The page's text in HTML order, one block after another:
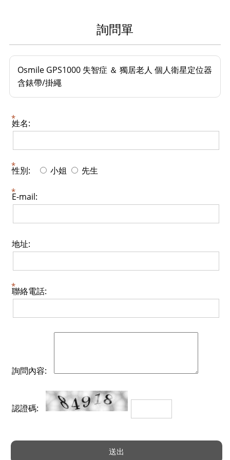
詢問單
Osmile GPS1000 失智症 ＆ 獨居老人 個人衛星定位器
含錶帶/掛繩
姓名:
性別: 小姐 先生
E-mail:
地址:
聯絡電話:
詢問內容:
認證碼: